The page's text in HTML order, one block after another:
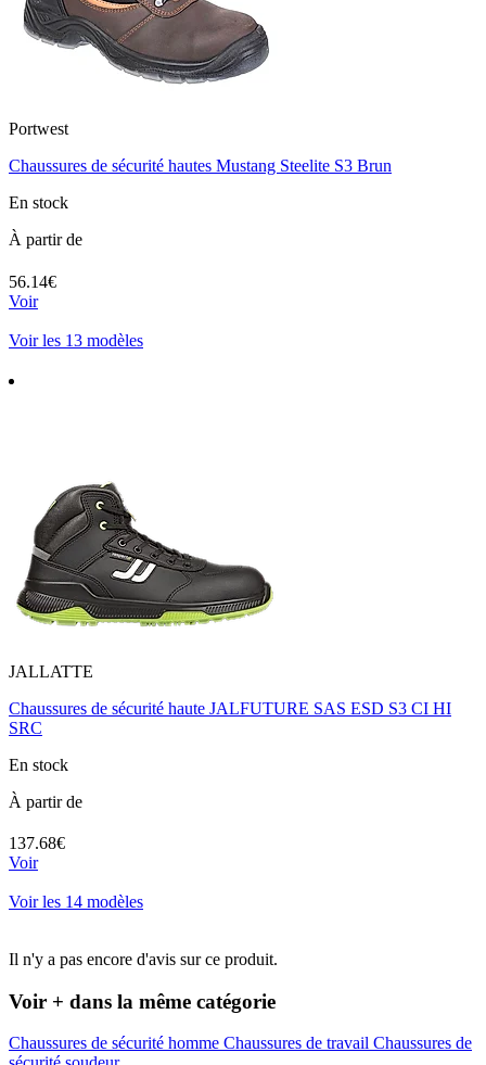
Portwest
Chaussures de sécurité hautes Mustang Steelite S3 Brun
En stock
À partir de
56.14€
Voir
Voir les 13 modèles
JALLATTE
Chaussures de sécurité haute JALFUTURE SAS ESD S3 CI HI
SRC
En stock
À partir de
137.68€
Voir
Voir les 14 modèles
Il n'y a pas encore d'avis sur ce produit.
Voir + dans la même catégorie
Chaussures de sécurité homme Chaussures de travail Chaussures de